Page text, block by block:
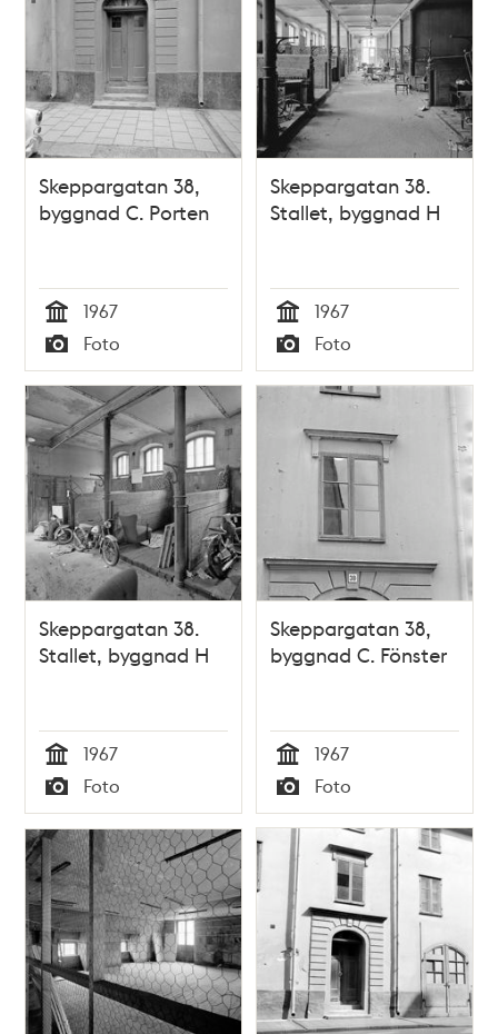
Skeppargatan 38,
byggnad C. Porten
Tid
1967
Typ
Foto
Skeppargatan 38.
Stallet, byggnad H
Tid
1967
Typ
Foto
Skeppargatan 38.
Stallet, byggnad H
Tid
1967
Typ
Foto
Skeppargatan 38,
byggnad C. Fönster
Tid
1967
Typ
Foto